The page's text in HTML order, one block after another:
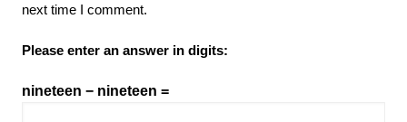
next time I comment.
Please enter an answer in digits:
nineteen − nineteen =